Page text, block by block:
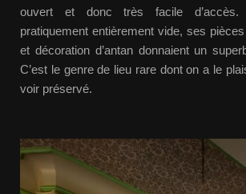
ouvert et donc très facile d’accès.
pratiquement entièrement vide, ses
et décoration d’antan donnaient un
C’est le genre de lieu rare dont on a le
voir préservé.